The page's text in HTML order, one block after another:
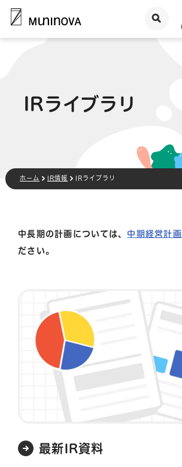
IRライブラリ
ホーム IR情報 IRライブラリ
中長期の計画については、 中期経営計画
ださい。
最新IR資料